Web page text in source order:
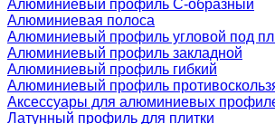
Алюминиевый профиль C-образный
Алюминиевая полоса
Алюминиевый профиль угловой под
Алюминиевый профиль закладной
Алюминиевый профиль гибкий
Алюминиевый профиль
Аксессуары для алюминиевых
Латунный профиль для плитки